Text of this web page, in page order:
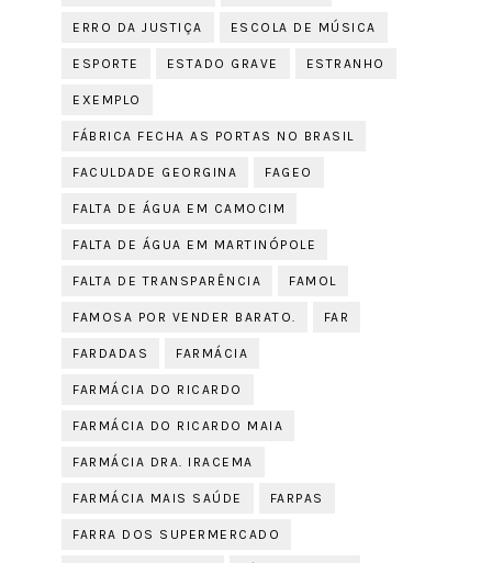
ERRO DA JUSTIÇA ESCOLA DE MÚSICA
ESPORTE ESTADO GRAVE ESTRANHO
EXEMPLO
FÁBRICA FECHA AS PORTAS NO BRASIL
FACULDADE GEORGINA FAGEO
FALTA DE ÁGUA EM CAMOCIM
FALTA DE ÁGUA EM MARTINÓPOLE
FALTA DE TRANSPARÊNCIA FAMOL
FAMOSA POR VENDER BARATO. FAR
FARDADAS FARMÁCIA
FARMÁCIA DO RICARDO
FARMÁCIA DO RICARDO MAIA
FARMÁCIA DRA. IRACEMA
FARMÁCIA MAIS SAÚDE FARPAS
FARRA DOS SUPERMERCADO